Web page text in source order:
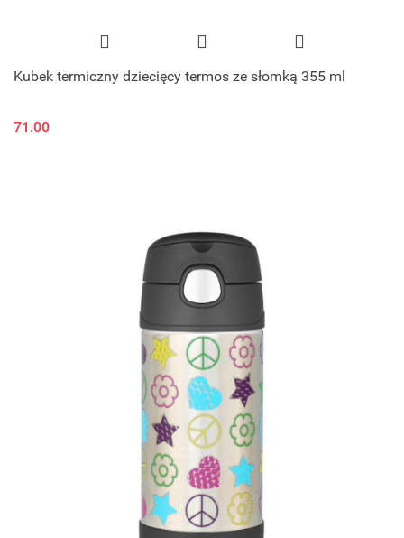
Kubek termiczny dziecięcy termos ze słomką 355 ml
71.00